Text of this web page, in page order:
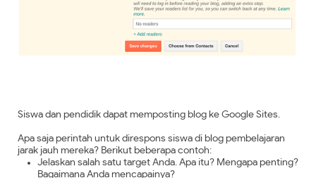
Siswa dan pendidik dapat memposting blog ke Google Sites.
Apa saja perintah untuk direspons siswa di blog pembelajaran
jarak jauh mereka? Berikut beberapa contoh:
Jelaskan salah satu target Anda. Apa itu? Mengapa penting?
Bagaimana Anda mencapainya?